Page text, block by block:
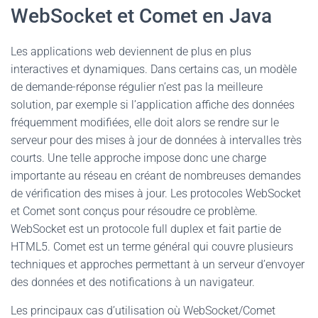
WebSocket et Comet en Java
Les applications web deviennent de plus en plus
interactives et dynamiques. Dans certains cas, un modèle
de demande-réponse régulier n’est pas la meilleure
solution, par exemple si l’application affiche des données
fréquemment modifiées, elle doit alors se rendre sur le
serveur pour des mises à jour de données à intervalles très
courts. Une telle approche impose donc une charge
importante au réseau en créant de nombreuses demandes
de vérification des mises à jour. Les protocoles WebSocket
et Comet sont conçus pour résoudre ce problème.
WebSocket est un protocole full duplex et fait partie de
HTML5. Comet est un terme général qui couvre plusieurs
techniques et approches permettant à un serveur d’envoyer
des données et des notifications à un navigateur.
Les principaux cas d’utilisation où WebSocket/Comet